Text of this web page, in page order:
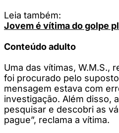
Leia também:
Jovem é vítima do golpe
Conteúdo adulto
Uma das vítimas, W.M.S.,
foi procurado pelo
mensagem estava com
investigação. Além disso,
pesquisar e descobri as
pague”, reclama a vítima.